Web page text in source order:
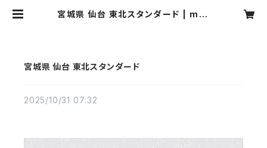
宮城県 仙台 東北スタンダード | mot
宮城県 仙台 東北スタンダード
2025/10/31 07:32